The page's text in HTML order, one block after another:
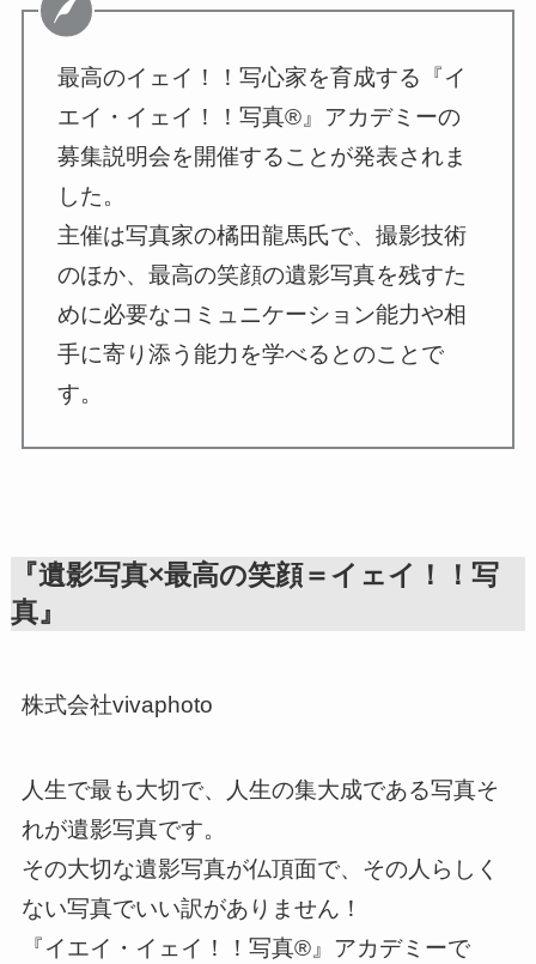
最高のイェイ！！写心家を育成する『イ
エイ・イェイ！！写真®️』アカデミーの
募集説明会を開催することが発表されま
した。
主催は写真家の橘田龍馬氏で、撮影技術
のほか、最高の笑顔の遺影写真を残すた
めに必要なコミュニケーション能力や相
手に寄り添う能力を学べるとのことで
す。
『遺影写真×最高の笑顔＝イェイ！！写
真』
株式会社vivaphoto
人生で最も大切で、人生の集大成である写真そ
れが遺影写真です。
その大切な遺影写真が仏頂面で、その人らしく
ない写真でいい訳がありません！
『イエイ・イェイ！！写真®️』アカデミーで